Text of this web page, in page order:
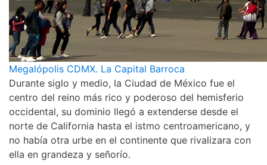
Megalópolis CDMX. La Capital Barroca
Durante siglo y medio, la Ciudad de México fue el
centro del reino más rico y poderoso del hemisferio
occidental, su dominio llegó a extenderse desde el
norte de California hasta el istmo centroamericano, y
no había otra urbe en el continente que rivalizara con
ella en grandeza y señorío.